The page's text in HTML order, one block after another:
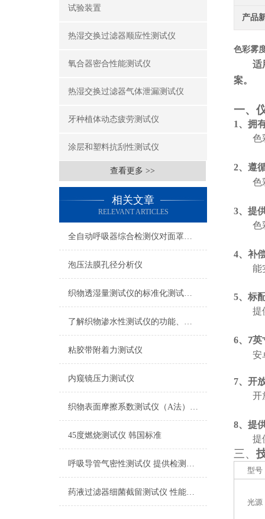
试验装置
热湿交换过滤器顺应性测试仪
氧合器密合性能测试仪
热湿交换过滤器气体泄漏测试仪
牙种植体动态疲劳测试仪
涂层和塑料抗刮性测试仪
查看更多 >>
相关文章
RELEVANT ARTICLES
全自动呼吸器综合检测仪对面罩泄漏率的定量检测方法
泡压法膜孔径分析仪
织物透湿量测试仪的标准化测试方法与流程介绍
了解织物渗水性测试仪的功能、优势与行业应用
粘胶带附着力测试仪
内窥镜压力测试仪
织物表面摩擦系数测试仪（A法） 检测准确
45度燃烧测试仪 韩国标准
呼吸导管气密性测试仪 提供检测方案
药液过滤器细菌截留测试仪 性能稳定
产品
色彩雾
适
案。
一、
1、 拥
色
2、 遵
色
3、 提
色
4、 补
能
5、 标
提
6、 7英
安
7、 开
开
8、 提
提
三、
型号
光源